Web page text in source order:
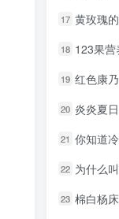
17 黄玫瑰的
18 123果营养
19 红色康乃
20 炎炎夏日
21 你知道
22 为什么
23 棉白杨
17 黄玫瑰的
18 123果营养
19 红色康乃
20 炎炎夏日
21 你知道
22 为什么
23 棉白杨